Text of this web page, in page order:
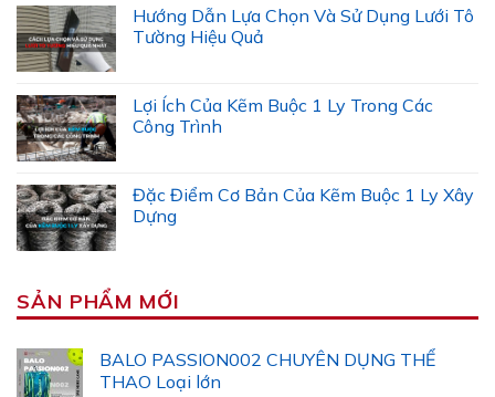
Hướng Dẫn Lựa Chọn Và Sử Dụng Lưới Tô
Tường Hiệu Quả
Lợi Ích Của Kẽm Buộc 1 Ly Trong Các
Công Trình
Đặc Điểm Cơ Bản Của Kẽm Buộc 1 Ly Xây
Dựng
SẢN PHẨM MỚI
BALO PASSION002 CHUYÊN DỤNG THỂ
THAO Loại lớn